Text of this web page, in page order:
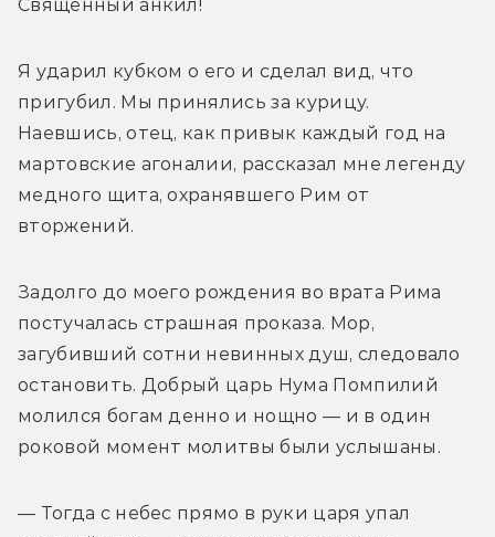
Священный анкил!
Я ударил кубком о его и сделал вид, что
пригубил. Мы принялись за курицу.
Наевшись, отец, как привык каждый год на
мартовские агоналии, рассказал мне легенду
медного щита, охранявшего Рим от
вторжений.
Задолго до моего рождения во врата Рима
постучалась страшная проказа. Мор,
загубивший сотни невинных душ, следовало
остановить. Добрый царь Нума Помпилий
молился богам денно и нощно — и в один
роковой момент молитвы были услышаны.
— Тогда с небес прямо в руки царя упал